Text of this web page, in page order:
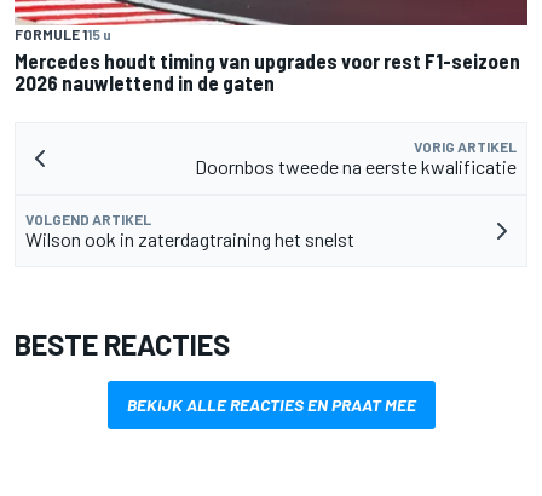
FORMULE 115 u
Mercedes houdt timing van upgrades voor rest F1-seizoen
2026 nauwlettend in de gaten
VORIG ARTIKEL
Doornbos tweede na eerste kwalificatie
VOLGEND ARTIKEL
Wilson ook in zaterdagtraining het snelst
BESTE REACTIES
BEKIJK ALLE REACTIES EN PRAAT MEE